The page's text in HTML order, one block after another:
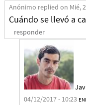
Anónimo replied on Mié,
Cuándo se llevó a
responder
04/12/2017 - 10:23